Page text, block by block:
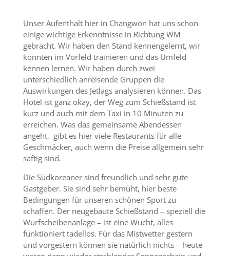
Unser Aufenthalt hier in Changwon hat uns schon
einige wichtige Erkenntnisse in Richtung WM
gebracht. Wir haben den Stand kennengelernt, wir
konnten im Vorfeld trainieren und das Umfeld
kennen lernen. Wir haben durch zwei
unterschiedlich anreisende Gruppen die
Auswirkungen des Jetlags analysieren können. Das
Hotel ist ganz okay, der Weg zum Schießstand ist
kurz und auch mit dem Taxi in 10 Minuten zu
erreichen. Was das gemeinsame Abendessen
angeht, gibt es hier viele Restaurants für alle
Geschmäcker, auch wenn die Preise allgemein sehr
saftig sind.
Die Südkoreaner sind freundlich und sehr gute
Gastgeber. Sie sind sehr bemüht, hier beste
Bedingungen für unseren schönen Sport zu
schaffen. Der neugebaute Schießstand – speziell die
Wurfscheibenanlage – ist eine Wucht, alles
funktioniert tadellos. Für das Mistwetter gestern
und vorgestern können sie natürlich nichts – heute